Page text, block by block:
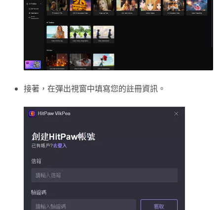
接著，在彈出視窗中填寫您的註冊資訊。